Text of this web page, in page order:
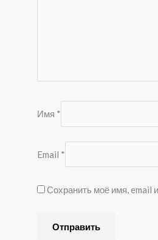
Имя *
Email *
Сохранить моё имя, email